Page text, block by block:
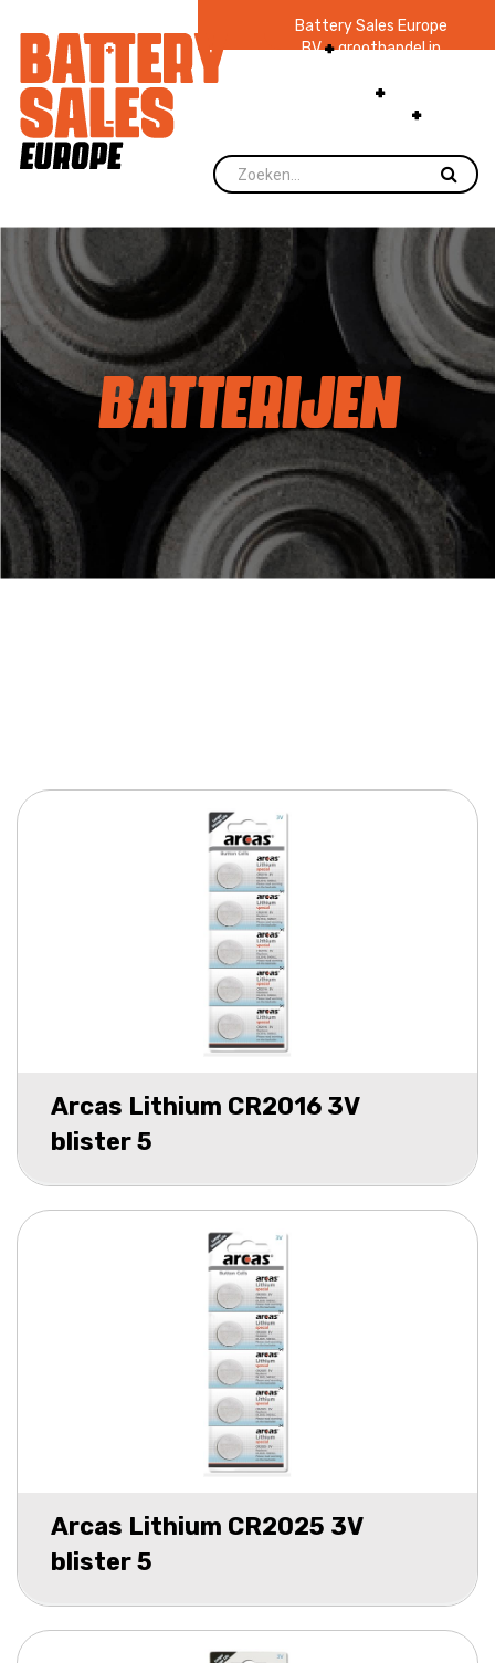
Battery Sales Europe
BV groothandel in
zaklampen Ruim 48
jaar ervaring
voorraad.
BATTERIJEN
Arcas Lithium CR2016 3V
blister 5
Arcas Lithium CR2025 3V
blister 5